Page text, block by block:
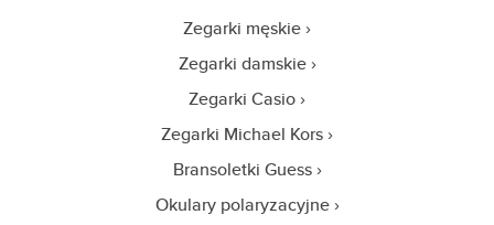
Zegarki męskie
Zegarki damskie
Zegarki Casio
Zegarki Michael Kors
Bransoletki Guess
Okulary polaryzacyjne